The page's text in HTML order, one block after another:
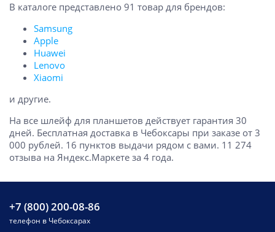
В каталоге представлено 91 товар для брендов:
Samsung
Apple
Huawei
Lenovo
Xiaomi
и другие.
На все шлейф для планшетов действует гарантия 30
дней. Бесплатная доставка в Чебоксары при заказе от 3
000 рублей. 16 пунктов выдачи рядом с вами. 11 274
отзыва на Яндекс.Маркете за 4 года.
+7 (800) 200-08-86
телефон в Чебоксарах